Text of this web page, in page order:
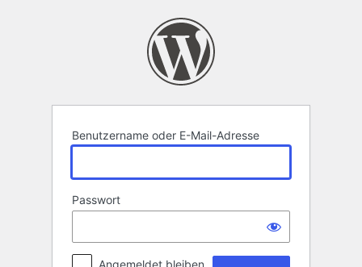
Benutzername oder E-Mail-Adresse
Passwort